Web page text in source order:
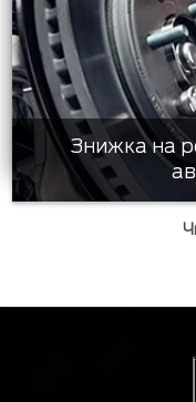
Знижка на